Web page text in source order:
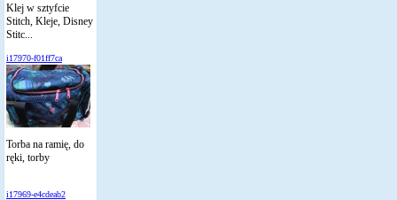
Klej w sztyfcie
Stitch, Kleje, Disney
Stitc...
i17970-f01ff7ca
Torba na ramię, do
ręki, torby
i17969-e4cdeab2